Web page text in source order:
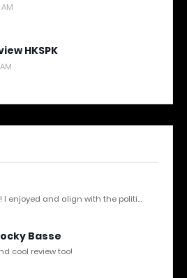
HKSPK
I enjoyed and align with the politi...
Basse
cool review too!